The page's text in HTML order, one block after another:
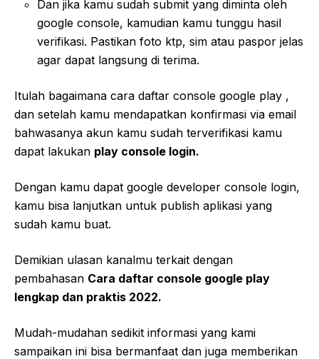
Dan jika kamu sudah submit yang diminta oleh
google console, kamudian kamu tunggu hasil
verifikasi. Pastikan foto ktp, sim atau paspor jelas
agar dapat langsung di terima.
Itulah bagaimana cara daftar console google play ,
dan setelah kamu mendapatkan konfirmasi via email
bahwasanya akun kamu sudah terverifikasi kamu
dapat lakukan play console login.
Dengan kamu dapat google developer console login,
kamu bisa lanjutkan untuk publish aplikasi yang
sudah kamu buat.
Demikian ulasan kanalmu terkait dengan
pembahasan Cara daftar console google play
lengkap dan praktis 2022.
Mudah-mudahan sedikit informasi yang kami
sampaikan ini bisa bermanfaat dan juga memberikan